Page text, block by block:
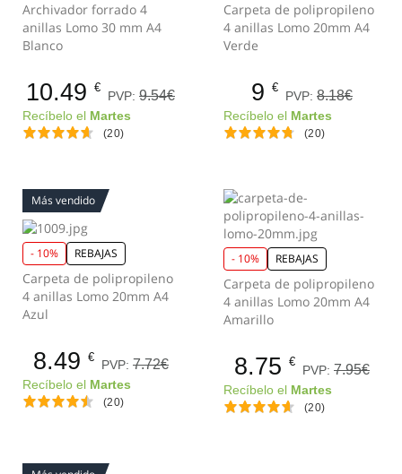
Archivador forrado 4
anillas Lomo 30 mm A4
Blanco
10.49 €
PVP: 9.54€
Recíbelo el Martes
(20)
Carpeta de polipropileno
4 anillas Lomo 20mm A4
Verde
9 €
PVP: 8.18€
Recíbelo el Martes
(20)
Más vendido
- 10% REBAJAS
Carpeta de polipropileno
4 anillas Lomo 20mm A4
Azul
8.49 €
PVP: 7.72€
Recíbelo el Martes
(20)
- 10% REBAJAS
Carpeta de polipropileno
4 anillas Lomo 20mm A4
Amarillo
8.75 €
PVP: 7.95€
Recíbelo el Martes
(20)